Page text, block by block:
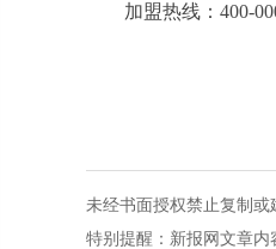
加盟热线：400-
未经书面授权禁止复制或
特别提醒：新报网文章内